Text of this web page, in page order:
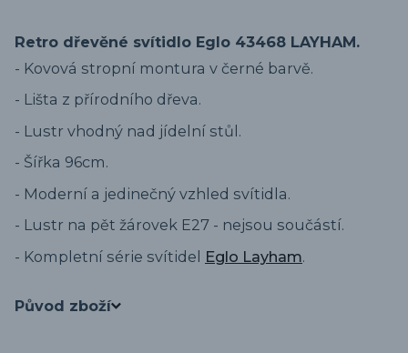
Retro dřevěné svítidlo Eglo 43468 LAYHAM.
- Kovová stropní montura v černé barvě.
- Lišta z přírodního dřeva.
- Lustr vhodný nad jídelní stůl.
- Šířka 96cm.
- Moderní a jedinečný vzhled svítidla.
- Lustr na pět žárovek E27 - nejsou součástí.
- Kompletní série svítidel Eglo Layham.
Původ zboží